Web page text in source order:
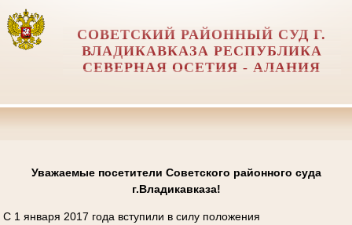
СОВЕТСКИЙ РАЙОННЫЙ СУД Г.
ВЛАДИКАВКАЗА РЕСПУБЛИКА
СЕВЕРНАЯ ОСЕТИЯ - АЛАНИЯ
Уважаемые посетители Советского районного суда
г.Владикавказа!
С 1 января 2017 года вступили в силу положения